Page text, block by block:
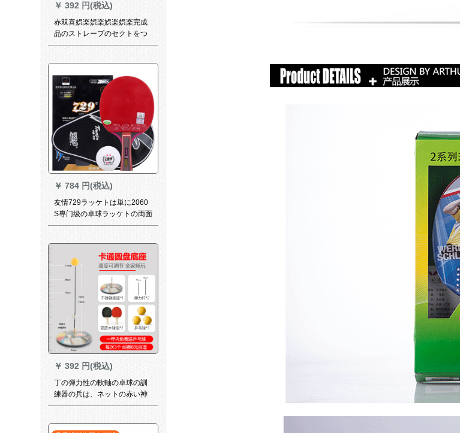
￥ 392 円(税込)
赤双喜娯楽娯楽娯楽娯楽完成
品のストレープのセクトをつ
まんで、柄のゴムを直接にし
￥ 784 円(税込)
友情729ラッケトは単に2060
S専门级の卓球ラッケトの両面
の逆ゴムY 2060 Sグリップを
￥ 392 円(税込)
丁の弾力性の軟軸の卓球の訓
練器の兵は、ネットの赤い神
の器を訓練してから、供給し
ちゃんの家庭用【スタレンレ